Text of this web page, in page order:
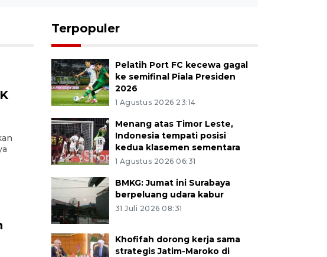
Terpopuler
Pelatih Port FC kecewa gagal
ke semifinal Piala Presiden
2026
1 Agustus 2026 23:14
Menang atas Timor Leste,
Indonesia tempati posisi
kedua klasemen sementara
1 Agustus 2026 06:31
BMKG: Jumat ini Surabaya
berpeluang udara kabur
31 Juli 2026 08:31
Khofifah dorong kerja sama
strategis Jatim-Maroko di